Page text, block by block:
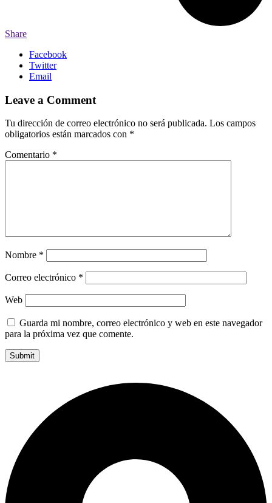
Share
Facebook
Twitter
Email
Leave a Comment
Tu dirección de correo electrónico no será publicada. Los campos
obligatorios están marcados con *
Comentario *
Nombre *
Correo electrónico *
Web
Guarda mi nombre, correo electrónico y web en este navegador
para la próxima vez que comente.